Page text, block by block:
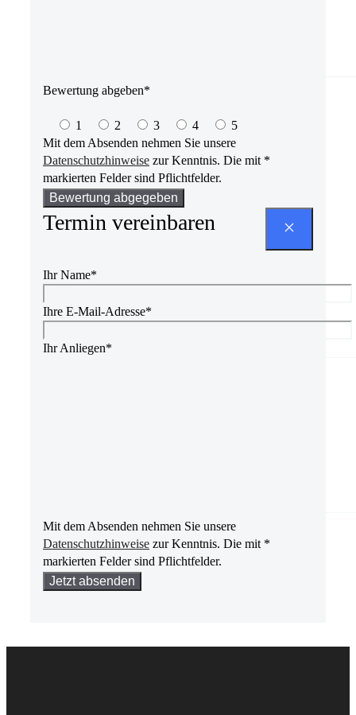
Bewertung abgeben*
1 2 3 4
5
Mit dem Absenden nehmen Sie unsere
Datenschutzhinweise zur Kenntnis. Die mit *
markierten Felder sind Pflichtfelder.
Bitte
lasse
dieses
Termin vereinbaren
Ihr Name*
Ihre E-Mail-Adresse*
Ihr Anliegen*
Mit dem Absenden nehmen Sie unsere
Datenschutzhinweise zur Kenntnis. Die mit *
markierten Felder sind Pflichtfelder.
Bitte
leer.